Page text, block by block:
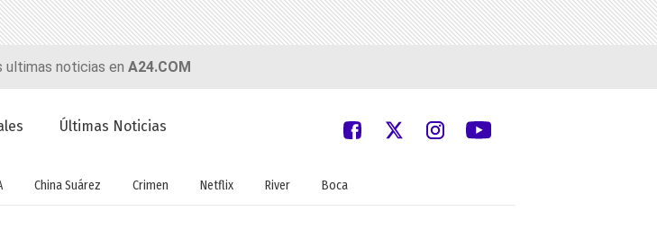
ultimas noticias en A24.COM
Últimas Noticias
China Suárez Crimen Netflix River Boca